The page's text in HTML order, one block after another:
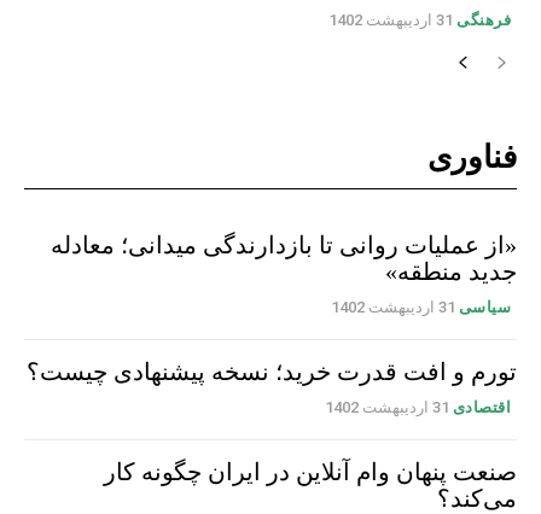
فرهنگی 31 اردیبهشت 1402
فناوری
«از عملیات روانی تا بازدارندگی میدانی؛ معادله
جدید منطقه»
سیاسی 31 اردیبهشت 1402
تورم و افت قدرت خرید؛ نسخه پیشنهادی چیست؟
اقتصادی 31 اردیبهشت 1402
صنعت پنهان وام آنلاین در ایران چگونه کار
می‌کند؟